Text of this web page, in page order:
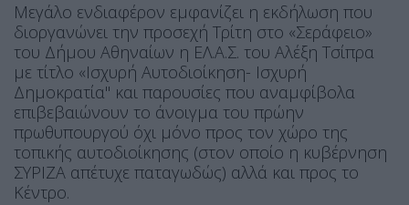
Μεγάλο ενδιαφέρον εμφανίζει η εκδήλωση που
διοργανώνει την προσεχή Τρίτη στο «Σεράφειο»
του Δήμου Αθηναίων η ΕΛ.Α.Σ. του Αλέξη Τσίπρα
με τίτλο «Ισχυρή Αυτοδιοίκηση- Ισχυρή
Δημοκρατία" και παρουσίες που αναμφίβολα
επιβεβαιώνουν το άνοιγμα του πρώην
πρωθυπουργού όχι μόνο προς τον χώρο της
τοπικής αυτοδιοίκησης (στον οποίο η κυβέρνηση
ΣΥΡΙΖΑ απέτυχε παταγωδώς) αλλά και προς το
Κέντρο.